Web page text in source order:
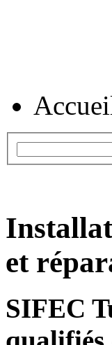
et
SIFEC